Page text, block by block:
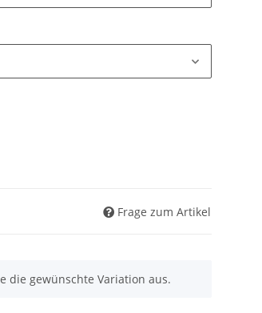
Frage zum Artikel
die gewünschte Variation aus.